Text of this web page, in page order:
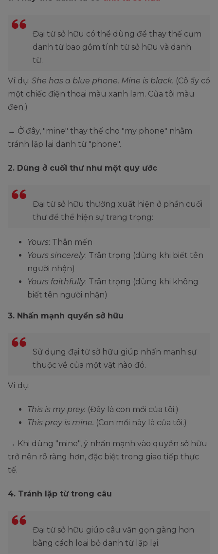
Đại từ sở hữu có thể dùng để thay thế cụm
danh từ bao gồm tính từ sở hữu và danh
từ.
Ví dụ: She has a blue phone. Mine is black. (Cô ấy có
một chiếc điện thoại màu xanh lam. Của tôi màu
đen.)
→ Ở đây, "mine" thay thế cho "my phone" nhằm
tránh lặp lại danh từ "phone".
2. Dùng ở cuối thư như một quy ước
Đại từ sở hữu thường xuất hiện ở phần cuối
thư để thể hiện sự trang trọng:
Yours: Thân mến
Yours sincerely: Trân trọng (dùng khi biết tên
người nhận)
Yours faithfully: Trân trọng (dùng khi không
biết tên người nhận)
3. Nhấn mạnh quyền sở hữu
Sử dụng đại từ sở hữu giúp nhấn mạnh sự
thuộc về của một vật nào đó.
Ví dụ:
This is my prey. (Đây là con mồi của tôi.)
This prey is mine. (Con mồi này là của tôi.)
→ Khi dùng "mine", ý nhấn mạnh vào quyền sở hữu
trở nên rõ ràng hơn, đặc biệt trong giao tiếp thực
tế.
4. Tránh lặp từ trong câu
Đại từ sở hữu giúp câu văn gọn gàng hơn
bằng cách loại bỏ danh từ lặp lại.